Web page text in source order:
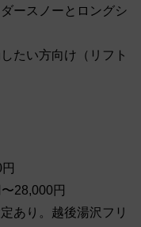
ースノーとロングシ
たい方向け（リフト
28,000円
あり。越後湯沢フリ